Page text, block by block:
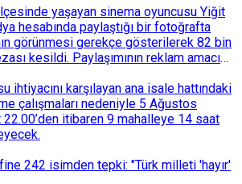
yaşayan sinema oyuncusu Yiğit
hesabında paylaştığı bir fotoğrafta
görünmesi gerekçe gösterilerek 82 bin
kesildi. Paylaşımının reklam amacı
Dören, cezanın iptali için yargıya
ihtiyacını karşılayan ana isale hattındaki
çalışmaları nedeniyle 5 Ağustos
22.00’den itibaren 9 mahalleye 14 saat
242 isimden tepki: "Türk milleti 'hayır'